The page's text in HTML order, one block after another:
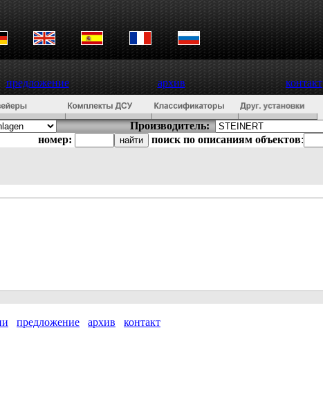
предложение архив контакт
Производитель:
номер:
поиск по описаниям объектов:
предложение архив контакт